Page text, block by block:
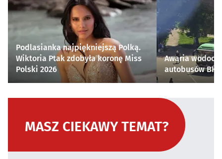
Podlasianka najpiękniejszą Polką.
Wiktoria Ptak zdobyła koronę Miss
Polski 2026
Awaria
autobusów
MASZ CIEKAWY TEMAT?